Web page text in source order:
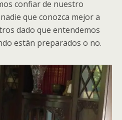
confiar de nuestro
que conozca mejor a
dado que entendemos
están preparados o no.